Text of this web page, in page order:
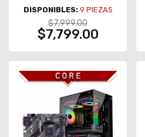
integrados
DISPONIBLES: 9 PIEZAS
$7,999.00
$7,799.00